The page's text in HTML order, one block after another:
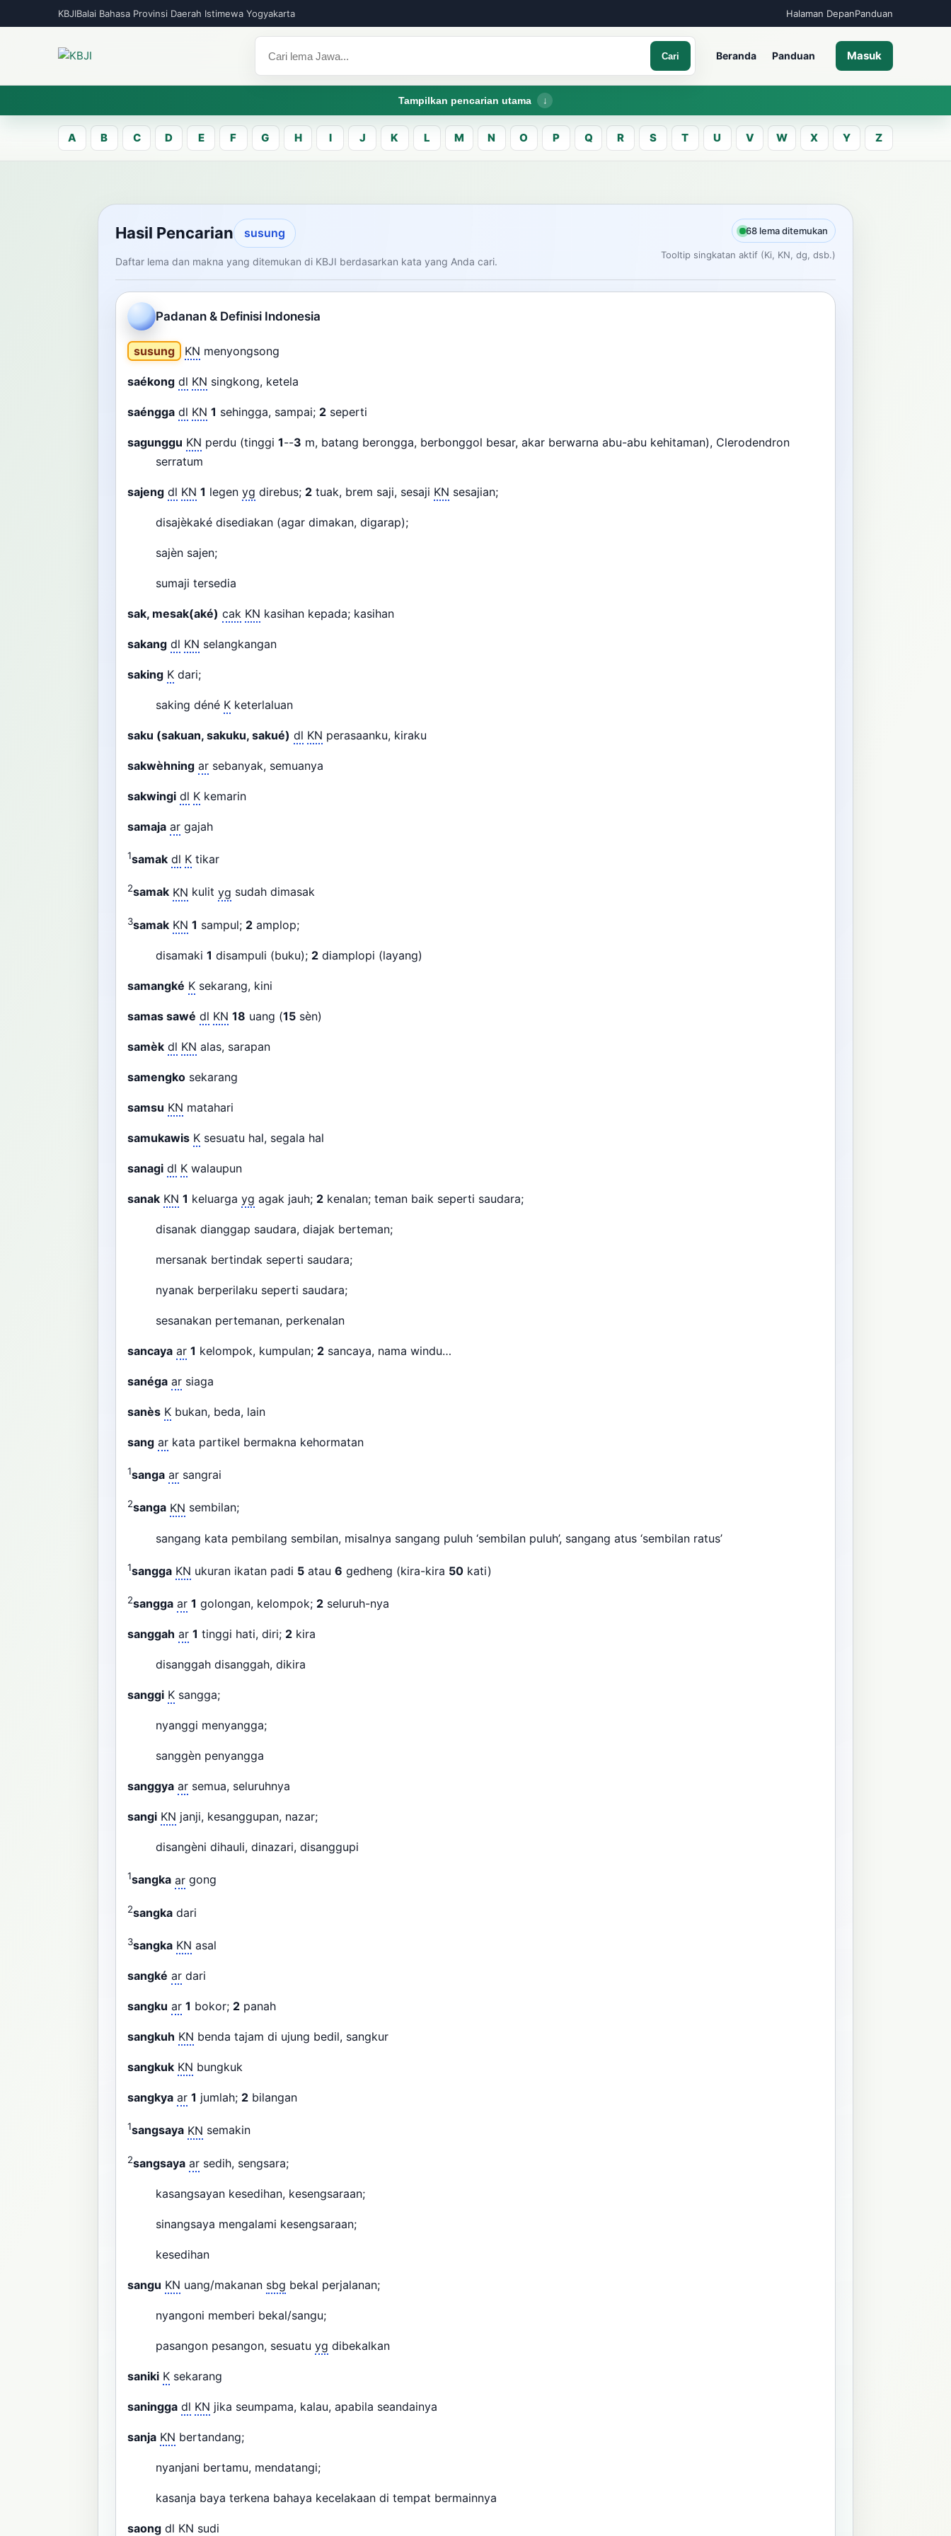
KBJIBalai Bahasa Provinsi Daerah Istimewa Yogyakarta Halaman DepanPanduan
Cari Beranda Panduan Masuk
Tampilkan pencarian utama
Hasil Pencarian
Temukan lema Jawa dan maknanya dalam bahasa Indonesia saat
mengelola data Kamus Bahasa Jawa-Indonesia.
Masukkan kata Jawa
A B C D E F G H I J K L M N O P Q R S T U V W X Y Z
Hasil Pencarian susung
Daftar lema dan makna yang ditemukan di KBJI berdasarkan kata yang Anda cari.
68 lema ditemukan
Tooltip singkatan aktif (Ki, KN, dg, dsb.)
Padanan & Definisi Indonesia
susung KN menyongsong
saékong dl KN singkong, ketela
saéngga dl KN 1 sehingga, sampai; 2 seperti
sagunggu KN perdu (tinggi 1--3 m, batang berongga, berbonggol besar, akar berwarna abu-abu kehitaman), Clerodendron
serratum
sajeng dl KN 1 legen yg direbus; 2 tuak, brem saji, sesaji KN sesajian;
disajèkaké disediakan (agar dimakan, digarap);
sajèn sajen;
sumaji tersedia
sak, mesak(aké) cak KN kasihan kepada; kasihan
sakang dl KN selangkangan
saking K dari;
saking déné K keterlaluan
saku (sakuan, sakuku, sakué) dl KN perasaanku, kiraku
sakwèhning ar sebanyak, semuanya
sakwingi dl K kemarin
samaja ar gajah
1samak dl K tikar
2samak KN kulit yg sudah dimasak
3samak KN 1 sampul; 2 amplop;
disamaki 1 disampuli (buku); 2 diamplopi (layang)
samangké K sekarang, kini
samas sawé dl KN 18 uang (15 sèn)
samèk dl KN alas, sarapan
samengko sekarang
samsu KN matahari
samukawis K sesuatu hal, segala hal
sanagi dl K walaupun
sanak KN 1 keluarga yg agak jauh; 2 kenalan; teman baik seperti saudara;
disanak dianggap saudara, diajak berteman;
mersanak bertindak seperti saudara;
nyanak berperilaku seperti saudara;
sesanakan pertemanan, perkenalan
sancaya ar 1 kelompok, kumpulan; 2 sancaya, nama windu…
sanéga ar siaga
sanès K bukan, beda, lain
sang ar kata partikel bermakna kehormatan
1sanga ar sangrai
2sanga KN sembilan;
sangang kata pembilang sembilan, misalnya sangang puluh ‘sembilan puluh’, sangang atus ‘sembilan ratus’
1sangga KN ukuran ikatan padi 5 atau 6 gedheng (kira-kira 50 kati)
2sangga ar 1 golongan, kelompok; 2 seluruh-nya
sanggah ar 1 tinggi hati, diri; 2 kira
disanggah disanggah, dikira
sanggi K sangga;
nyanggi menyangga;
sanggèn penyangga
sanggya ar semua, seluruhnya
sangi KN janji, kesanggupan, nazar;
disangèni dihauli, dinazari, disanggupi
1sangka ar gong
2sangka dari
3sangka KN asal
sangké ar dari
sangku ar 1 bokor; 2 panah
sangkuh KN benda tajam di ujung bedil, sangkur
sangkuk KN bungkuk
sangkya ar 1 jumlah; 2 bilangan
1sangsaya KN semakin
2sangsaya ar sedih, sengsara;
kasangsayan kesedihan, kesengsaraan;
sinangsaya mengalami kesengsaraan;
kesedihan
sangu KN uang/makanan sbg bekal perjalanan;
nyangoni memberi bekal/sangu;
pasangon pesangon, sesuatu yg dibekalkan
saniki K sekarang
saningga dl KN jika seumpama, kalau, apabila seandainya
sanja KN bertandang;
nyanjani bertamu, mendatangi;
kasanja baya terkena bahaya kecelakaan di tempat bermainnya
saong dl KN sudi